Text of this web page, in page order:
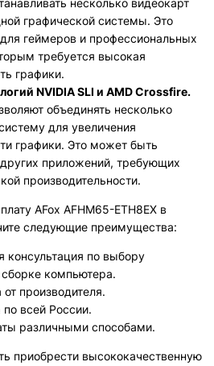
несколько видеокарт
графической системы. Это
геймеров и профессиональных
требуется высокая
графики.
NVIDIA SLI и AMD Crossfire.
объединять несколько
для увеличения
графики. Это может быть
приложений, требующих
производительности.
AFox AFHM65-ETH8EX в
следующие преимущества:
консультация по выбору
компьютера.
от производителя.
всей России.
различными способами.
приобрести высококачественную